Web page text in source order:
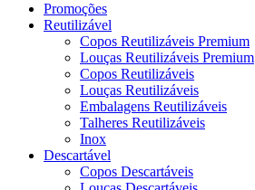
Promoções
Reutilizável
Copos Reutilizáveis Premium
Louças Reutilizáveis Premium
Copos Reutilizáveis
Louças Reutilizáveis
Embalagens Reutilizáveis
Talheres Reutilizáveis
Inox
Descartável
Copos Descartáveis